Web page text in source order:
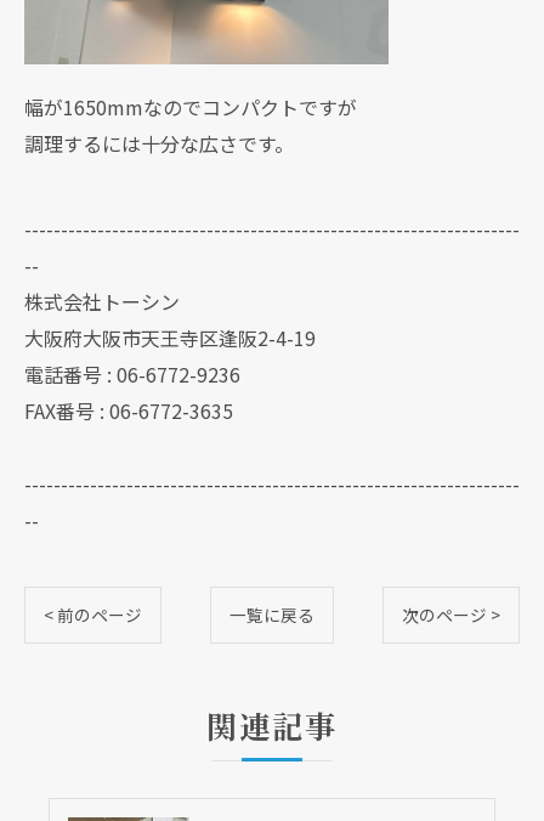
幅が1650mmなのでコンパクトですが
調理するには十分な広さです。
--------------------------------------------------------------------
--
株式会社トーシン
大阪府大阪市天王寺区逢阪2-4-19
電話番号 : 06-6772-9236
FAX番号 : 06-6772-3635
--------------------------------------------------------------------
--
< 前のページ 一覧に戻る 次のページ >
関連記事